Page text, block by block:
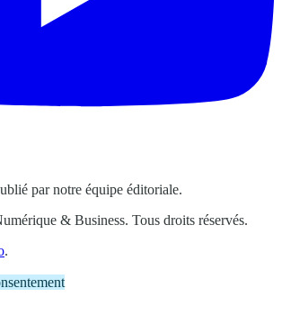
par notre équipe éditoriale.
& Business. Tous droits réservés.
.